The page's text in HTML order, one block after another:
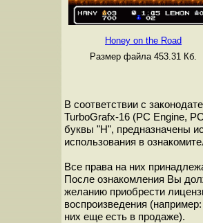
Honey on the Road
Размер файла 453.31 Кб.
В соответствии с
TurboGrafx-16 (PC Engine,
буквы "H", предназначены
использования в
Все права на них
После ознакомления Вы
желанию приобрести
воспроизведения
них еще есть в продаже).